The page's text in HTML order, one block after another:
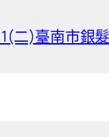
二)臺南市銀